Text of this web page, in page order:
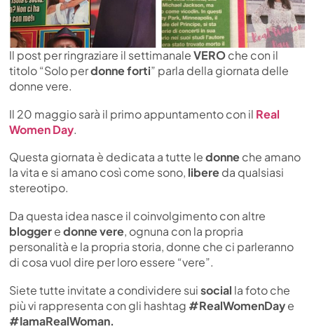
Il post per ringraziare il settimanaleVEROche con il
titolo “Solo perdonne forti” parla della giornata delle
donne vere.
Il 20 maggio sarà il primo appuntamento con il Real
Women Day.
Questa giornata è dedicata a tutte ledonneche amano
la vita e si amano così come sono, libereda qualsiasi
stereotipo.
Da questa idea nasce il coinvolgimento con altre
bloggeredonne vere, ognuna con la propria
personalità e la propria storia, donne che ci parleranno
di cosa vuol dire per loro essere “vere”.
Siete tutte invitate a condividere suisocial la foto che
più vi rappresenta con gli hashtag #RealWomenDaye
#IamaRealWoman.